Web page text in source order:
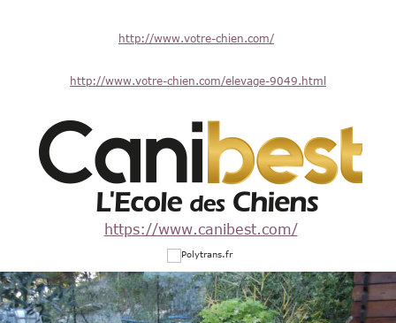
http://www.votre-chien.com/
http://www.votre-chien.com/elevage-9049.html
https://www.canibest.com/